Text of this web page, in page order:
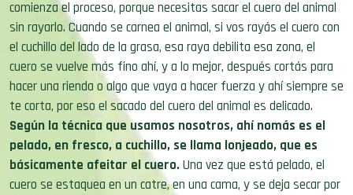
comienza el proceso, porque necesitas sacar el cuero del animal
sin rayarlo. Cuando se carnea el animal, si vos rayás el cuero con
el cuchillo del lado de la grasa, esa raya debilita esa zona, el
cuero se vuelve más fino ahí, y a lo mejor, después cortás para
hacer una rienda o algo que vaya a hacer fuerza y ahí siempre se
te corta, por eso el sacado del cuero del animal es delicado.
Según la técnica que usamos nosotros, ahí nomás es el
pelado, en fresco, a cuchillo, se llama lonjeado, que es
básicamente afeitar el cuero.Una vez que está pelado, el
cuero se estaquea en un catre, en una cama, y se deja secar por